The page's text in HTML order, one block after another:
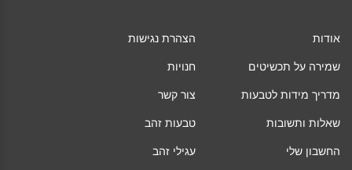
אודות
שמירה על תכשיטים
מדריך מידות לטבעות
שאלות ותשובות
החשבון שלי
הצהרת נגישות
חנויות
צור קשר
טבעות זהב
עגילי זהב